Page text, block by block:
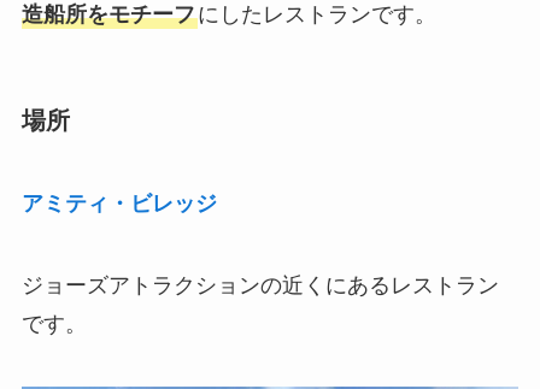
造船所をモチーフにしたレストランです。
場所
アミティ・ビレッジ
ジョーズアトラクションの近くにあるレストラン
です。